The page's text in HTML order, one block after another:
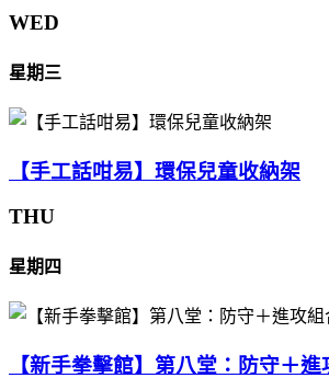
WED
星期三
【手工話咁易】環保兒童收納架
THU
星期四
【新手拳擊館】第八堂：防守＋進